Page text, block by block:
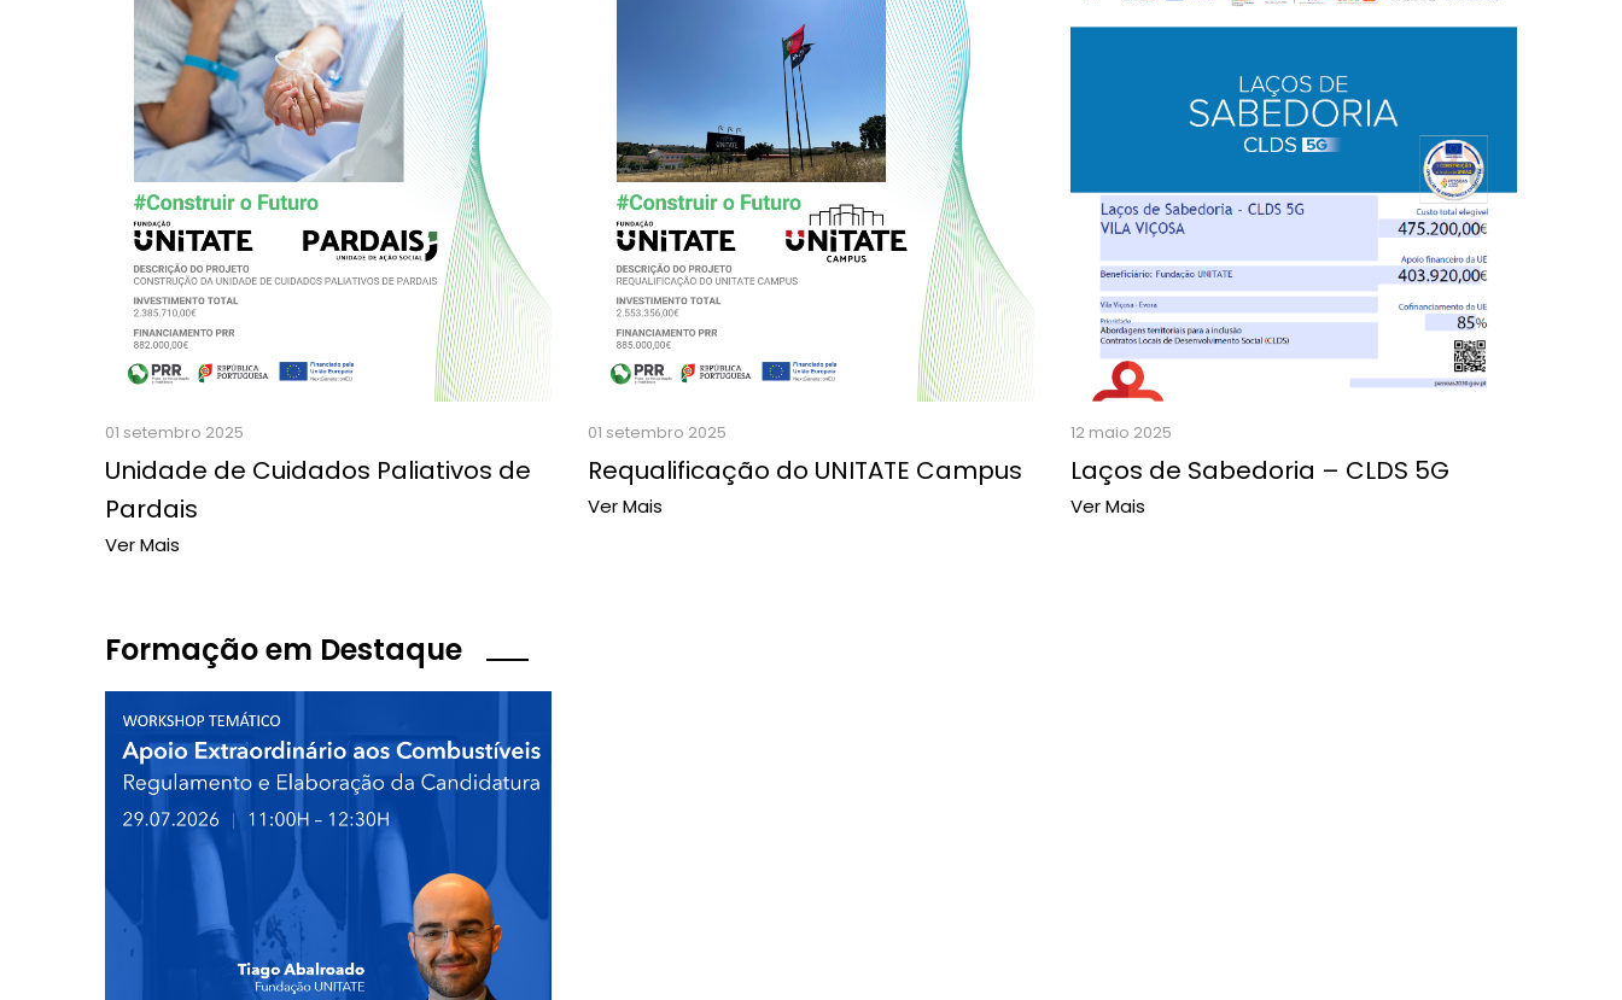
01 setembro 2025
Unidade de Cuidados Paliativos de
Pardais
Ver Mais
01 setembro 2025
Requalificação do UNITATE Campus
Ver Mais
12 maio 2025
Laços de Sabedoria – CLDS 5G
Ver Mais
Formação em Destaque